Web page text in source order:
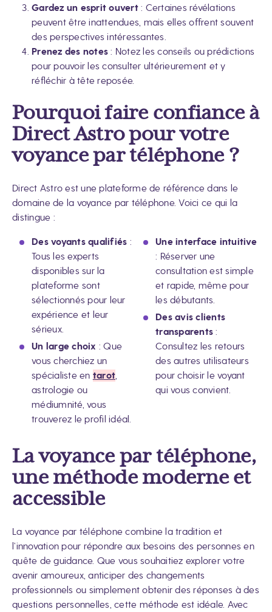
Gardez un esprit ouvert: Certaines révélations
peuvent être inattendues, mais elles offrent souvent
des perspectives intéressantes.
Prenez des notes : Notez les conseils ou prédictions
pour pouvoir les consulter ultérieurement et y
réfléchir à tête reposée.
Pourquoi faire confiance à
Direct Astro pour votre
voyance par téléphone ?
Direct Astro est une plateforme de référence dans le
domaine de la voyance par téléphone. Voici ce qui la
distingue :
Des voyants qualifiés :
Tous les experts
disponibles sur la
plateforme sont
sélectionnés pour leur
expérience et leur
sérieux.
Un large choix : Que
vous cherchiez un
spécialiste en tarot
astrologie ou
médiumnité, vous
trouverez le profil idéal.
Une interface intuitive
: Réserver une
consultation est simple
et rapide, même pour
les débutants.
Des avis clients
transparents :
Consultez les retours
des autres utilisateurs
pour choisir le voyant
qui vous convient.
La voyance par téléphone,
une méthode moderne et
accessible
La voyance par téléphone combine la tradition et
l’innovation pour répondre aux besoins des personnes en
quête de guidance. Que vous souhaitiez explorer votre
avenir amoureux, anticiper des changements
professionnels ou simplement obtenir des réponses à des
questions personnelles, cette méthode est idéale. Avec